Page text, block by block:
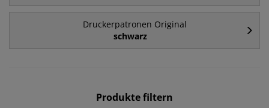
Druckerpatronen Original
schwarz
Produkte filtern